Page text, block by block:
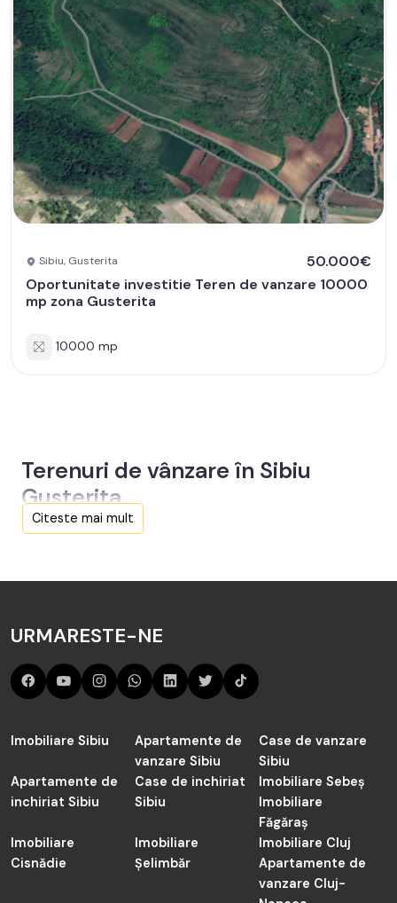
Sibiu, Gusterita
50.000€
Oportunitate investitie Teren de vanzare 10000
mp zona Gusterita
10000 mp
Terenuri de vânzare în Sibiu
Gusterita
Imobiliare Sibiu.
Sibiu? Acum sunt 5 anunțuri active preluate de către
Citeste mai mult
URMARESTE-NE
Imobiliare Sibiu
Apartamente de
vanzare Sibiu
Case de vanzare
Sibiu
Apartamente de
inchiriat Sibiu
Case de inchiriat
Sibiu
Imobiliare Sebeș
Imobiliare
Făgăraș
Imobiliare
Cisnădie
Imobiliare
Șelimbăr
Imobiliare Cluj
Apartamente de
vanzare Cluj-